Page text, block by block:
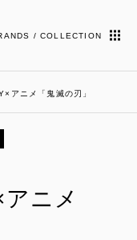
/ COLLECTION
アニメ「鬼滅の刃」
ニメ